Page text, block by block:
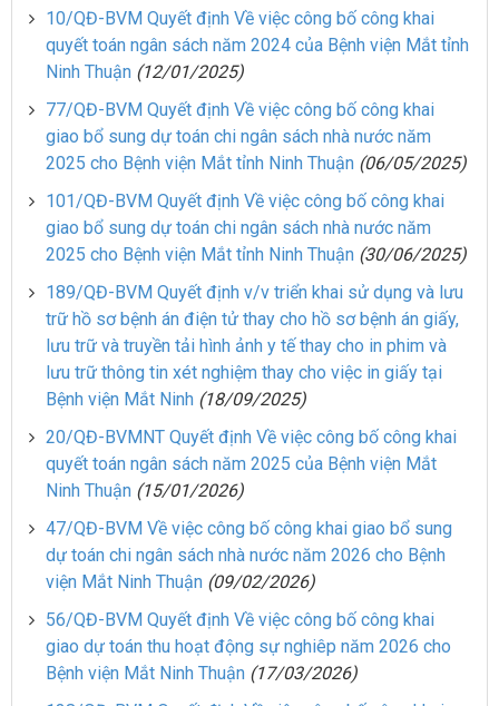
10/QĐ-BVM Quyết định Về việc công bố công khai
quyết toán ngân sách năm 2024 của Bệnh viện Mắt tỉnh
Ninh Thuận (12/01/2025)
77/QĐ-BVM Quyết định Về việc công bố công khai
giao bổ sung dự toán chi ngân sách nhà nước năm
2025 cho Bệnh viện Mắt tỉnh Ninh Thuận (06/05/2025)
101/QĐ-BVM Quyết định Về việc công bố công khai
giao bổ sung dự toán chi ngân sách nhà nước năm
2025 cho Bệnh viện Mắt tỉnh Ninh Thuận (30/06/2025)
189/QĐ-BVM Quyết định v/v triển khai sử dụng và lưu
trữ hồ sơ bệnh án điện tử thay cho hồ sơ bệnh án giấy,
lưu trữ và truyền tải hình ảnh y tế thay cho in phim và
lưu trữ thông tin xét nghiệm thay cho việc in giấy tại
Bệnh viện Mắt Ninh (18/09/2025)
20/QĐ-BVMNT Quyết định Về việc công bố công khai
quyết toán ngân sách năm 2025 của Bệnh viện Mắt
Ninh Thuận (15/01/2026)
47/QĐ-BVM Về việc công bố công khai giao bổ sung
dự toán chi ngân sách nhà nước năm 2026 cho Bệnh
viện Mắt Ninh Thuận (09/02/2026)
56/QĐ-BVM Quyết định Về việc công bố công khai
giao dự toán thu hoạt động sự nghiêp năm 2026 cho
Bệnh viện Mắt Ninh Thuận (17/03/2026)